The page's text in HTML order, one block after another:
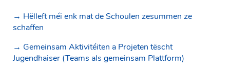
→ Hëlleft méi enk mat de Schoulen zesummen ze
schaffen
→ Gemeinsam Aktivitéiten a Projeten tëscht
Jugendhaiser (Teams als gemeinsam Plattform)